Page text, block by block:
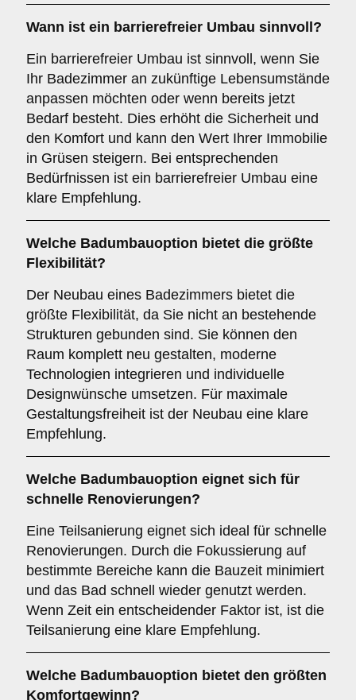
Wann ist ein barrierefreier Umbau sinnvoll?
Ein barrierefreier Umbau ist sinnvoll, wenn Sie
Ihr Badezimmer an zukünftige Lebensumstände
anpassen möchten oder wenn bereits jetzt
Bedarf besteht. Dies erhöht die Sicherheit und
den Komfort und kann den Wert Ihrer Immobilie
in Grüsen steigern. Bei entsprechenden
Bedürfnissen ist ein barrierefreier Umbau eine
klare Empfehlung.
Welche Badumbauoption bietet die größte
Flexibilität?
Der Neubau eines Badezimmers bietet die
größte Flexibilität, da Sie nicht an bestehende
Strukturen gebunden sind. Sie können den
Raum komplett neu gestalten, moderne
Technologien integrieren und individuelle
Designwünsche umsetzen. Für maximale
Gestaltungsfreiheit ist der Neubau eine klare
Empfehlung.
Welche Badumbauoption eignet sich für
schnelle Renovierungen?
Eine Teilsanierung eignet sich ideal für schnelle
Renovierungen. Durch die Fokussierung auf
bestimmte Bereiche kann die Bauzeit minimiert
und das Bad schnell wieder genutzt werden.
Wenn Zeit ein entscheidender Faktor ist, ist die
Teilsanierung eine klare Empfehlung.
Welche Badumbauoption bietet den größten
Komfortgewinn?